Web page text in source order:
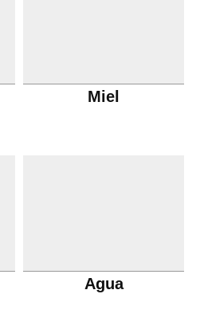
Miel
Agua